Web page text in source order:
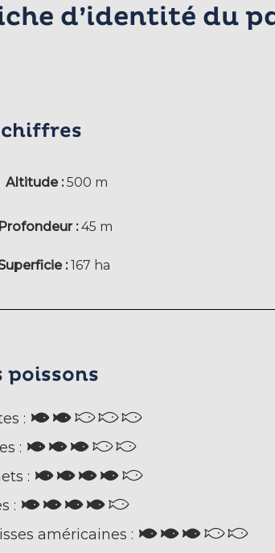
d’identité du
chiffres
Altitude :500 m
Profondeur :45 m
:167 ha
poissons
:
:
:
:
américaines :